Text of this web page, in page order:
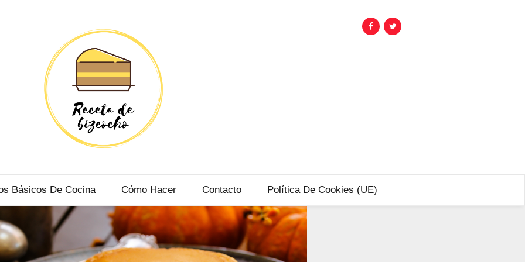
Básicos De Cocina Cómo Hacer Contacto Política De Cookies (UE)